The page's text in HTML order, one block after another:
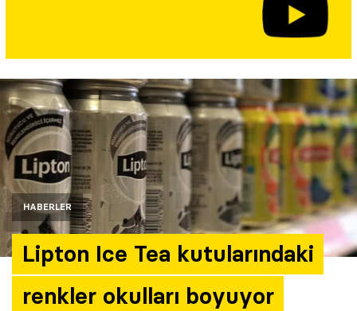
HABERLER
Lipton Ice Tea kutularındaki
renkler okulları boyuyor
Araştırma